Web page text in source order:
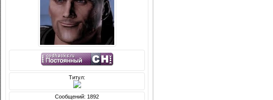
Титул:
Сообщений: 1892